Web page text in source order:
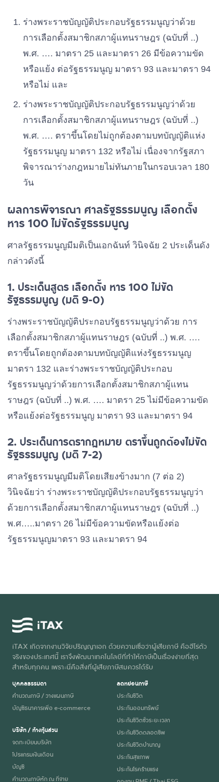
ร่างพระราชบัญญัติประกอบรัฐธรรมนูญว่าด้วย
การเลือกตั้งสมาชิกสภาผู้แทนราษฎร (ฉบับที่ ..)
พ.ศ. …. มาตรา 25 และมาตรา 26 มีข้อความขัด
หรือแย้ง ต่อรัฐธรรมนูญ มาตรา 93 และมาตรา 94
หรือไม่ และ
ร่างพระราชบัญญัติประกอบรัฐธรรมนูญว่าด้วย
การเลือกตั้งสมาชิกสภาผู้แทนราษฎร (ฉบับที่ ..)
พ.ศ. …. ตราขึ้นโดยไม่ถูกต้องตามบทบัญญัติแห่ง
รัฐธรรมนูญ มาตรา 132 หรือไม่ เนื่องจากรัฐสภา
พิจารณาร่างกฎหมายไม่ทันภายในกรอบเวลา 180
วัน
ผลการพิจารณา ศาลรัฐธรรมนูญ เลือกตั้ง
หาร 100 ไม่ขัดรัฐธรรมนูญ
ศาลรัฐธรรมนูญมีมติเป็นเอกฉันท์ วินิจฉัย 2 ประเด็นดัง
กล่าวดังนี้
1. ประเด็นสูตร เลือกตั้ง หาร 100 ไม่ขัด
รัฐธรรมนูญ (มติ 9-0)
ร่างพระราชบัญญัติประกอบรัฐธรรมนูญว่าด้วย การ
เลือกตั้งสมาชิกสภาผู้แทนราษฎร (ฉบับที่ ..) พ.ศ. ….
ตราขึ้นโดยถูกต้องตามบทบัญญัติแห่งรัฐธรรมนูญ
มาตรา 132 และร่างพระราชบัญญัติประกอบ
รัฐธรรมนูญว่าด้วยการเลือกตั้งสมาชิกสภาผู้แทน
ราษฎร (ฉบับที่ ..) พ.ศ. …. มาตรา 25 ไม่มีข้อความขัด
หรือแย้งต่อรัฐธรรมนูญ มาตรา 93 และมาตรา 94
2. ประเด็นการตรากฎหมาย ตราขึ้นถูกต้องไม่ขัด
รัฐธรรมนูญ (มติ 7-2)
ศาลรัฐธรรมนูญมีมติโดยเสียงข้างมาก (7 ต่อ 2)
วินิจฉัยว่า ร่างพระราชบัญญัติประกอบรัฐธรรมนูญว่า
ด้วยการเลือกตั้งสมาชิกสภาผู้แทนราษฎร (ฉบับที่ ..)
พ.ศ…..มาตรา 26 ไม่มีข้อความขัดหรือแย้งต่อ
รัฐธรรมนูญมาตรา 93 และมาตรา 94
iTAX เกิดจากงานวิจัยปริญญาเอก ด้วยความเชื่อว่าผู้เสียภาษี คือฮีโร่ตัว
จริงของประเทศนี้ เราจึงพัฒนาเทคโนโลยีที่ทำให้ภาษีเป็นเรื่องง่ายที่สุด
สำหรับทุกคน เพราะนี่คือสิ่งที่ผู้เสียภาษีสมควรได้รับ
บุคคลธรรมดา
คำนวณภาษี / วางแผนภาษี
บัญชีธนาคารเพื่อ e-commerce
บริษัท / ห้างหุ้นส่วน
จดทะเบียนบริษัท
โปรแกรมเงินเดือน
บัญชี
คำนวณภาษีหัก ณ ที่จ่าย
ลดหย่อนภาษี
ประกันชีวิต
ประกันออมทรัพย์
ประกันชีวิตชั่วระยะเวลา
ประกันชีวิตตลอดชีพ
ประกันชีวิตบำนาญ
ประกันสุขภาพ
ประกันโรคร้ายแรง